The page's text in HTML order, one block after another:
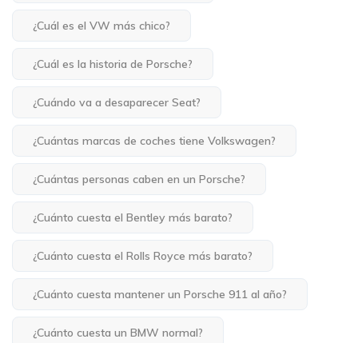
¿Cuál es el VW más chico?
¿Cuál es la historia de Porsche?
¿Cuándo va a desaparecer Seat?
¿Cuántas marcas de coches tiene Volkswagen?
¿Cuántas personas caben en un Porsche?
¿Cuánto cuesta el Bentley más barato?
¿Cuánto cuesta el Rolls Royce más barato?
¿Cuánto cuesta mantener un Porsche 911 al año?
¿Cuánto cuesta un BMW normal?